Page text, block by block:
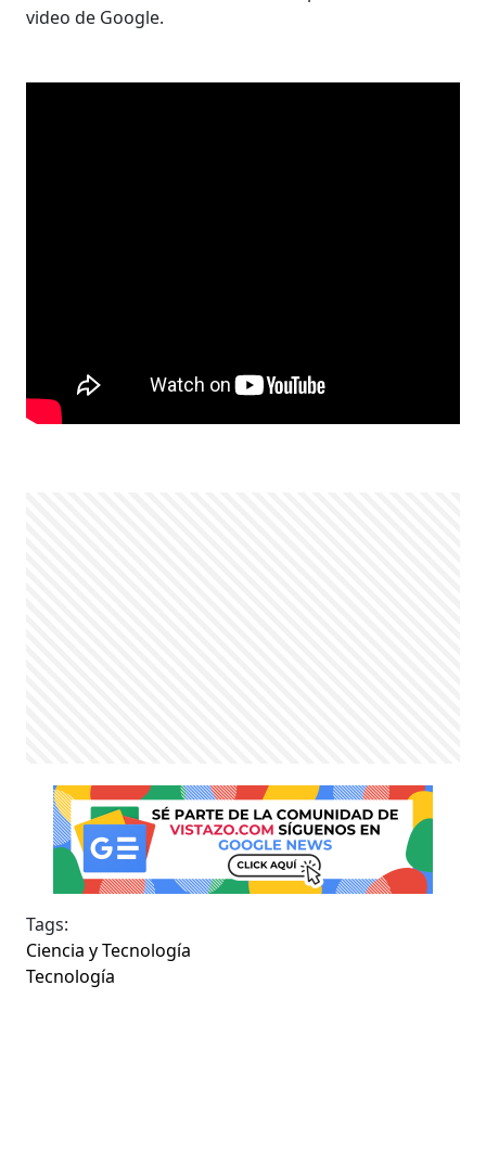
video de Google.
Tags:
Ciencia y Tecnología
Tecnología